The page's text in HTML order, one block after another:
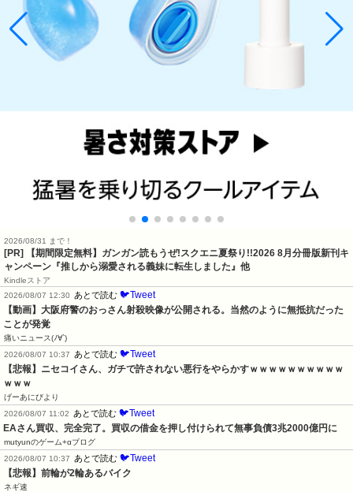
2026/08/31 まで！
[PR] 【期間限定無料】ガンガン読もうぜ!スクエニ夏祭り!!2026 8月分冊版新刊キ
ャンペーン『推しから溺愛される義妹に転生しました』他
Kindleストア
2026/08/07 12:30
あとで読む 🐦Tweet
【動画】大阪府警のおっさん射殺映像が公開される。当然のように無抵抗だった
ことが発覚
痛いニュース(ﾉ∀`)
2026/08/07 10:37
あとで読む 🐦Tweet
【悲報】ニセコイさん、ガチで許されない悪行をやらかすｗｗｗｗｗｗｗｗｗｗ
ｗｗｗ
げーあにびより
2026/08/07 11:02
あとで読む 🐦Tweet
EAさん買収、完全完了。買収の借金を押し付けられて無事負債3兆2000億円に
mutyunのゲーム+αブログ
2026/08/07 10:37
あとで読む 🐦Tweet
【悲報】前輪が2輪あるバイク
ネギ速